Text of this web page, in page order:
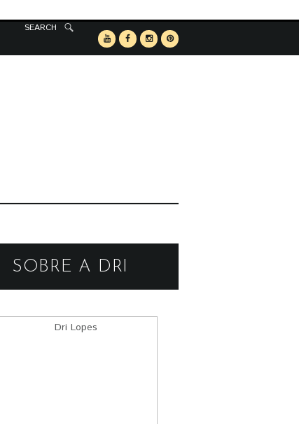
SEARCH
SOBRE A DRI